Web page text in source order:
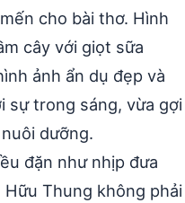
cho bài thơ. Hình
cây với giọt sữa
ảnh ẩn dụ đẹp và
sự trong sáng, vừa gợi
dưỡng.
đặn như nhịp đưa
Thung không phải